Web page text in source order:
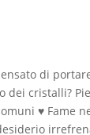
di
dei cristalli?
♥ Fame